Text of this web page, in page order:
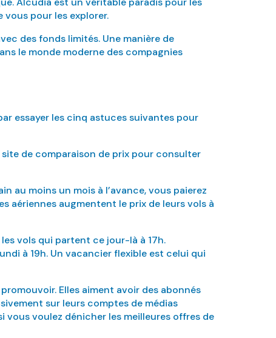
pour les explorer.
des fonds limités. Une manière de
le monde moderne des compagnies
essayer les cinq astuces suivantes pour
de comparaison de prix pour consulter
au moins un mois à l’avance, vous paierez
aériennes augmentent le prix de leurs vols à
vols qui partent ce jour-là à 17h.
à 19h. Un vacancier flexible est celui qui
Elles aiment avoir des abonnés
sur leurs comptes de médias
vous voulez dénicher les meilleures offres de